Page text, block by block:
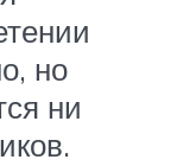
но
ни